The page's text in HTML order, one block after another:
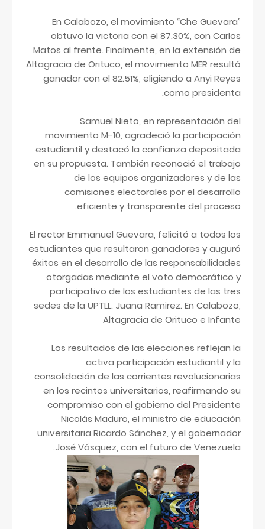
En Calabozo, el movimiento “Che Guevara”
obtuvo la victoria con el 87.30%, con Carlos
Matos al frente. Finalmente, en la extensión de
Altagracia de Orituco, el movimiento MER resultó
ganador con el 82.51%, eligiendo a Anyi Reyes
como presidenta.
Samuel Nieto, en representación del
movimiento M-10, agradeció la participación
estudiantil y destacó la confianza depositada
en su propuesta. También reconoció el trabajo
de los equipos organizadores y de las
comisiones electorales por el desarrollo
eficiente y transparente del proceso.
El rector Emmanuel Guevara, felicitó a todos los
estudiantes que resultaron ganadores y auguró
éxitos en el desarrollo de las responsabilidades
otorgadas mediante el voto democrático y
participativo de los estudiantes de las tres
sedes de la UPTLL. Juana Ramirez. En Calabozo,
Altagracia de Orituco e Infante
Los resultados de las elecciones reflejan la
activa participación estudiantil y la
consolidación de las corrientes revolucionarias
en los recintos universitarios, reafirmando su
compromiso con el gobierno del Presidente
Nicolás Maduro, el ministro de educación
universitaria Ricardo Sánchez, y el gobernador
José Vásquez, con el futuro de Venezuela.